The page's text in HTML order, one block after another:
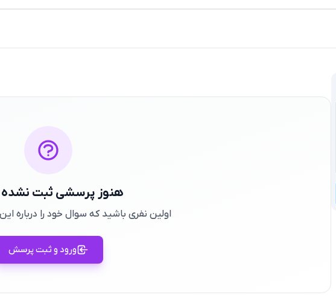
هنوز پرسشی ثبت
اولین نفری باشید که سوال خود را درباره
ورود و ثبت پرسش